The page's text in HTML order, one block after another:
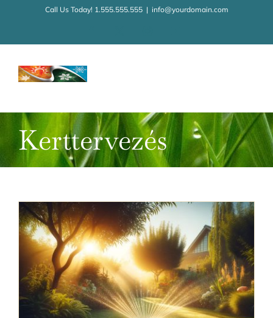
KihagyásCall Us Today! 1.555.555.555 | info@yourdomain.com
Kerttervezés